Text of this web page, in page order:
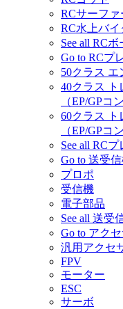
RCサーファ
RC水上バイ
See all RCボ
Go to RCプ
50クラス エ
40クラス
（EP/GPコ
60クラス
（EP/GPコ
See all RC
Go to 送受
プロポ
受信機
電子部品
See all 送受
Go to アク
汎用アクセ
FPV
モーター
ESC
サーボ